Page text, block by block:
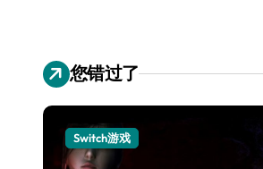
您错过了
Switch游戏